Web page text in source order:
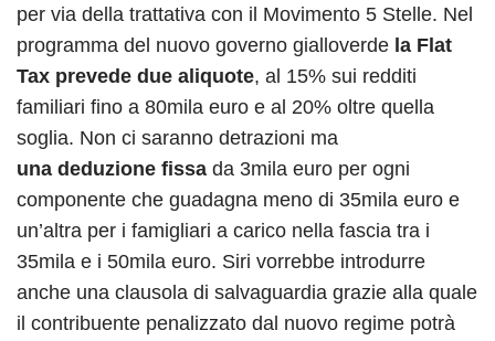
per via della trattativa con il Movimento 5 Stelle. Nel
programma del nuovo governo gialloverde la Flat
Tax prevede due aliquote, al 15% sui redditi
familiari fino a 80mila euro e al 20% oltre quella
soglia. Non ci saranno detrazioni ma
una deduzione fissa da 3mila euro per ogni
componente che guadagna meno di 35mila euro e
un’altra per i famigliari a carico nella fascia tra i
35mila e i 50mila euro. Siri vorrebbe introdurre
anche una clausola di salvaguardia grazie alla quale
il contribuente penalizzato dal nuovo regime potrà